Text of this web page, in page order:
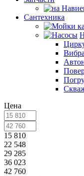
Сантехника
Цена
15 810
22 548
29 285
36 023
42 760